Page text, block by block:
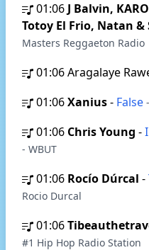
01:06 J Balvin,
Totoy El Frio, Natan &
Masters Reggaeton Radio
01:06Aragalaye
01:06Xanius- False
01:06 Chris Young -
- WBUT
01:06 Rocío Dúrcal -
Rocio Durcal
01:06
#1 Hip Hop Radio Station